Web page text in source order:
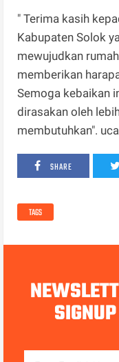
" Terima kasih
Kabupaten Solok
mewujudkan
memberikan
Semoga kebaikan
dirasakan oleh
membutuhkan".
SHARE
TAGS
SIGNUP